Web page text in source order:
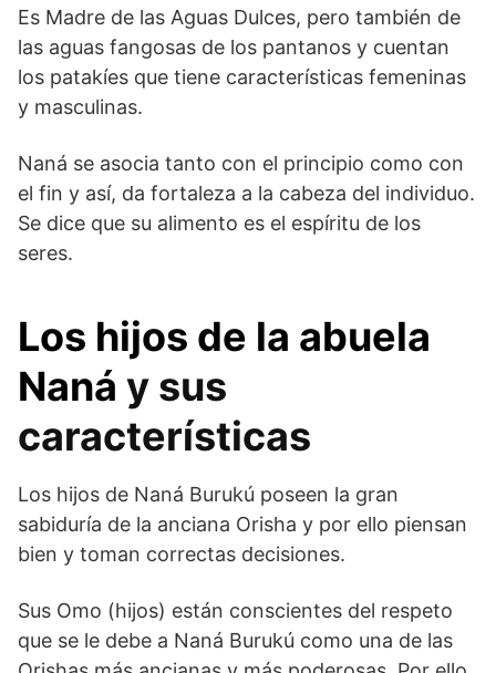
Es Madre de las Aguas Dulces, pero también de
las aguas fangosas de los pantanos y cuentan
los patakíes que tiene características femeninas
y masculinas.
Naná se asocia tanto con el principio como con
el fin y así, da fortaleza a la cabeza del individuo.
Se dice que su alimento es el espíritu de los
seres.
Los hijos de la abuela
Naná y sus
características
Los hijos de Naná Burukú poseen la gran
sabiduría de la anciana Orisha y por ello piensan
bien y toman correctas decisiones.
Sus Omo (hijos) están conscientes del respeto
que se le debe a Naná Burukú como una de las